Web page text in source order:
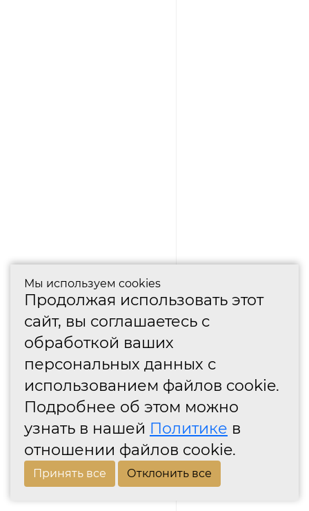
Мы используем cookies
Продолжая использовать этот
сайт, вы соглашаетесь с
обработкой ваших
персональных данных с
использованием файлов cookie.
Подробнее об этом можно
узнать в нашей Политике в
отношении файлов cookie.
Принять все Отклонить все